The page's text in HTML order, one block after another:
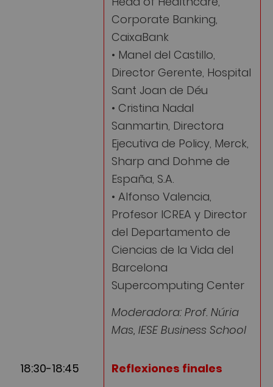
Corporate Banking,
CaixaBank
• Manel del Castillo,
Director Gerente, Hospital
Sant Joan de Déu
• Cristina Nadal
Sanmartin, Directora
Ejecutiva de Policy, Merck,
Sharp and Dohme de
España, S.A.
• Alfonso Valencia,
Profesor ICREA y Director
del Departamento de
Ciencias de la Vida del
Barcelona
Supercomputing Center
Moderadora: Prof. Núria
Mas, IESE Business School
18:30-18:45
Reflexiones finales